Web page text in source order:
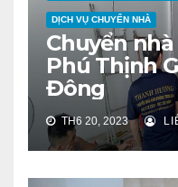
DỊCH VỤ CHUYỂN NHÀ
Chuyển
Phú Thịnh
Đông
TH6 20, 2023